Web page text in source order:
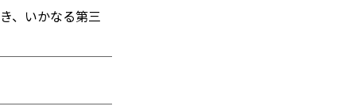
、いかなる第三